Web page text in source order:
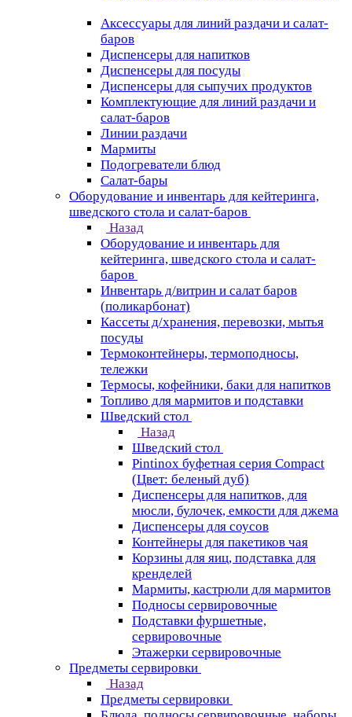
Аксессуары для линий раздачи и салат-
баров
Диспенсеры для напитков
Диспенсеры для посуды
Диспенсеры для сыпучих продуктов
Комплектующие для линий раздачи и
салат-баров
Линии раздачи
Мармиты
Подогреватели блюд
Салат-бары
Оборудование и инвентарь для кейтеринга,
шведского стола и салат-баров
Назад
Оборудование и инвентарь для
кейтеринга, шведского стола и салат-
баров
Инвентарь д/витрин и салат баров
(поликарбонат)
Кассеты д/хранения, перевозки, мытья
посуды
Термоконтейнеры, термоподносы,
тележки
Термосы, кофейники, баки для напитков
Топливо для мармитов и подставки
Шведский стол
Назад
Шведский стол
Pintinox буфетная серия Compact
(Цвет: беленый дуб)
Диспенсеры для напитков, для
мюсли, булочек, емкости для джема
Диспенсеры для соусов
Контейнеры для пакетиков чая
Корзины для яиц, подставка для
кренделей
Мармиты, кастрюли для мармитов
Подносы сервировочные
Подставки фуршетные,
сервировочные
Этажерки сервировочные
Предметы сервировки
Назад
Предметы сервировки